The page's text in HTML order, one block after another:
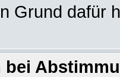
Grund dafür
bei